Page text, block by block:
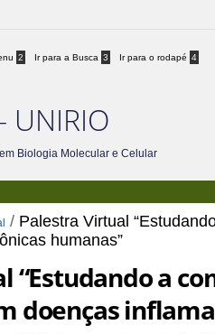
2 Ir para a Busca 3 Ir para o rodapé 4
- UNIRIO
Biologia Molecular e Celular
/ Palestra Virtual
humanas”
“Estudando a
doenças